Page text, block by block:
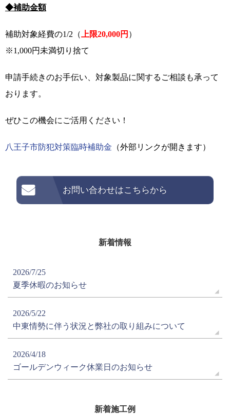
◆補助金額
補助対象経費の1/2（ 上限20,000円 ）
※1,000円未満切り捨て
申請手続きのお手伝い、対象製品に関するご相談も承って
おります。
ぜひこの機会にご活用ください！
八王子市防犯対策臨時補助金 （外部リンクが開きます）
お問い合わせはこちらから
新着情報
2026/7/25
夏季休暇のお知らせ
2026/5/22
中東情勢に伴う状況と弊社の取り組みについて
2026/4/18
ゴールデンウィーク休業日のお知らせ
新着施工例